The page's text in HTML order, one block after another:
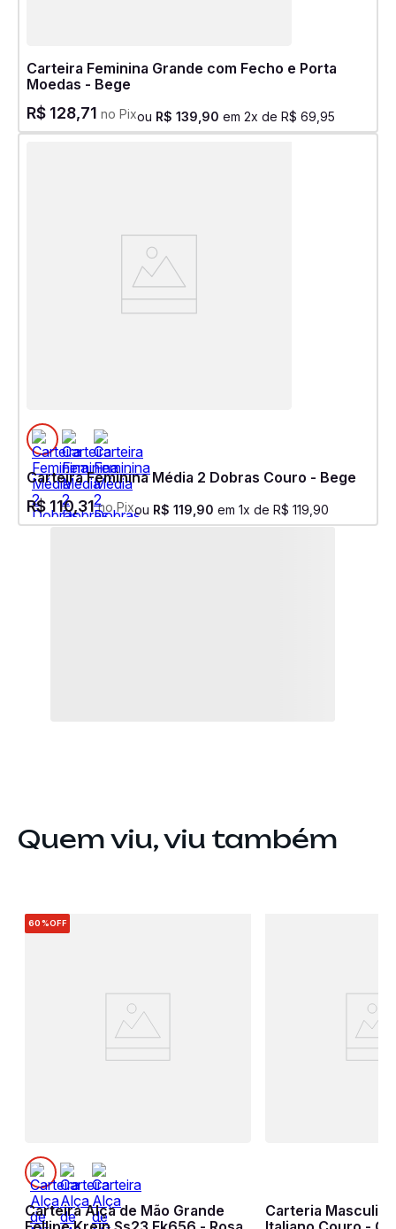
Carteira Feminina Grande com Fecho e Porta
Moedas - Bege
R$ 128,71 no Pixou R$ 139 90 em 2x de R$ 69 95
Carteira Feminina Média 2 Dobras Couro - Bege
R$ 110,31no Pixou R$ 119 90 em 1x de R$ 119 90
Quem viu, viu também
60%OFF
Carteira Alça de Mão Grande
Carteria